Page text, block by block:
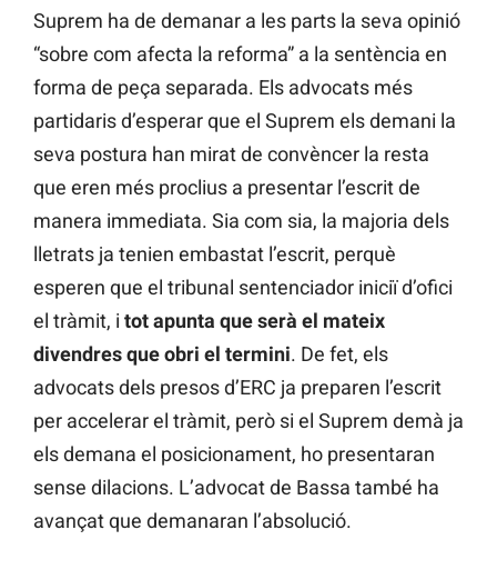
Suprem ha de demanar a les parts la seva opinió
“sobre com afecta la reforma” a la sentència en
forma de peça separada. Els advocats més
partidaris d’esperar que el Suprem els demani la
seva postura han mirat de convèncer la resta
que eren més proclius a presentar l’escrit de
manera immediata. Sia com sia, la majoria dels
lletrats ja tenien embastat l’escrit, perquè
esperen que el tribunal sentenciador iniciï d’ofici
el tràmit, i tot apunta que serà el mateix
divendres que obri el termini. De fet, els
advocats dels presos d’ERC ja preparen l’escrit
per accelerar el tràmit, però si el Suprem demà ja
els demana el posicionament, ho presentaran
sense dilacions. L’advocat de Bassa també ha
avançat que demanaran l’absolució.